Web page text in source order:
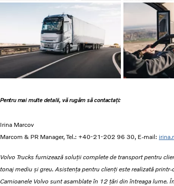
Pentru mai multe detalii, vă rugăm să contactați:
Irina Marcov
Marcom & PR Manager, Tel.: +40-21-202 96 30, E-mail:
Volvo Trucks furnizează soluții complete de transport pentru
tonaj mediu și greu. Asistența pentru clienți este realizată
Camioanele Volvo sunt asamblate în 12 țări din întreaga